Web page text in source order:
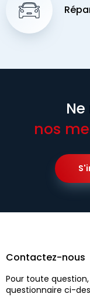
nos
Contactez-nous
Pour toute
questionnaire ci-